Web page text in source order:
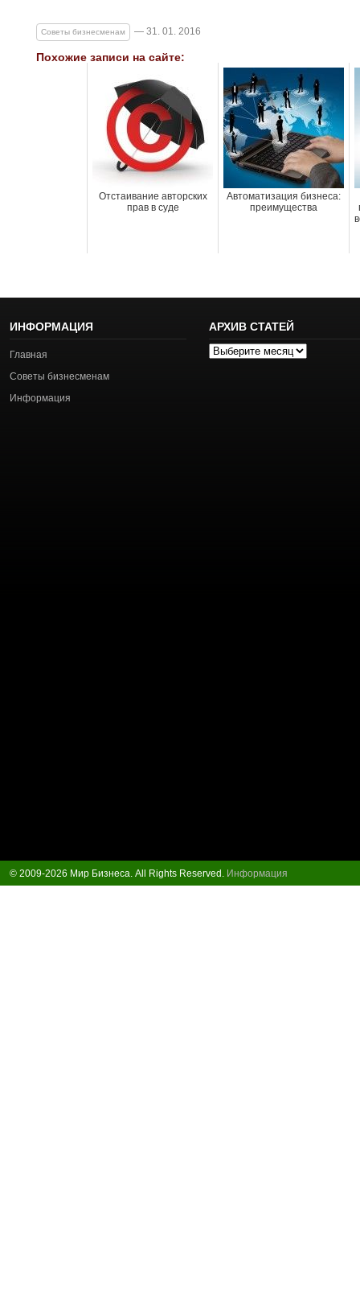
Советы бизнесменам — 31. 01. 2016
Похожие записи на сайте:
Отстаивание авторских
прав в суде
Автоматизация бизнеса:
преимущества
ИНФОРМАЦИЯ
Главная
Советы бизнесменам
Информация
АРХИВ СТАТЕЙ
Архив
© 2009-2026 Мир Бизнеса. All Rights Reserved. Информация